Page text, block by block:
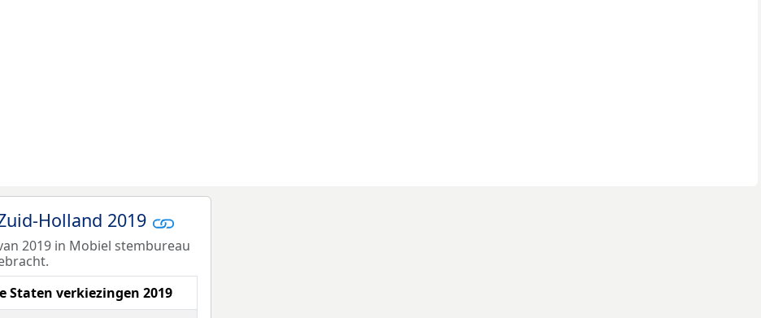
Holland 2019
2019 in Mobiel stembureau
Staten verkiezingen 2019